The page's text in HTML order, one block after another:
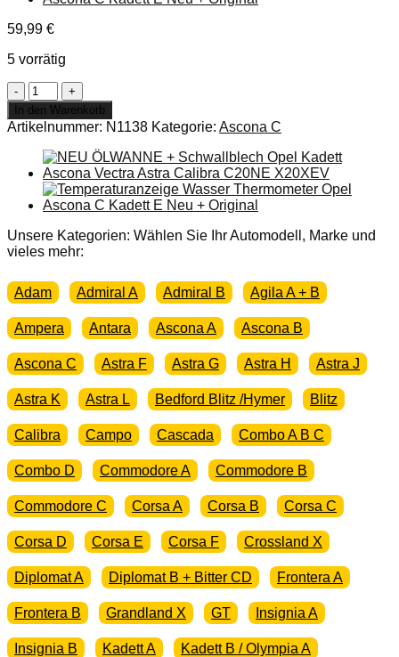
59,99 €
5 vorrätig
NEU
+
ORIGINAL
Opel
Ascona
C
Scheinwerfer
rechts
komplett
Frontscheinwerfer
NOS
In den Warenkorb
Artikelnummer: N1138 Kategorie: Ascona C
Unsere Kategorien: Wählen Sie Ihr Automodell, Marke und
vieles mehr:
Adam Admiral A Admiral B Agila A + B
Ampera Antara Ascona A Ascona B
Ascona C Astra F Astra G Astra H Astra J
Astra K Astra L Bedford Blitz /Hymer Blitz
Calibra Campo Cascada Combo A B C
Combo D Commodore A Commodore B
Commodore C Corsa A Corsa B Corsa C
Corsa D Corsa E Corsa F Crossland X
Diplomat A Diplomat B + Bitter CD Frontera A
Frontera B Grandland X GT Insignia A
Insignia B Kadett A Kadett B / Olympia A